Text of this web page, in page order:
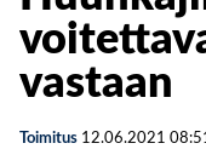
vastaan
Toimitus 12.06.2021